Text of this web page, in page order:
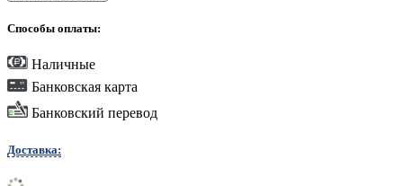
Способы оплаты:
Наличные
Банковская карта
Банковский перевод
Доставка: